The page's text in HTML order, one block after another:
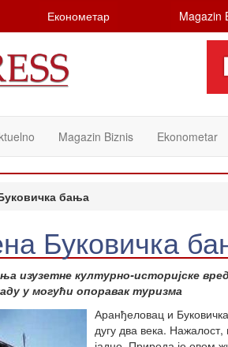
Економетар Magazin
Magazin Biznis Ekonometar
бања
Буковичка
изузетне културно-историјске
у могући опоравак туризма
Аранђеловац и
дугу два века.